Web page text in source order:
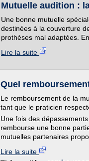
Mutuelle audition :
Une bonne mutuelle
destinées à la couverture
prothèses mal adaptées.
Lire la suite
Quel
Le remboursement de la
tant que le praticien
Une fois des
rembourse une bonne
mutuelles partenaires
Lire la suite